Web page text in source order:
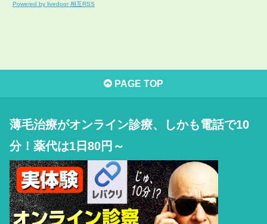
Powered by livedoor 相互RSS
PAGE TOP
薄毛治療がオンライン診療、しかも電話で10
分！薬代は1日80円～